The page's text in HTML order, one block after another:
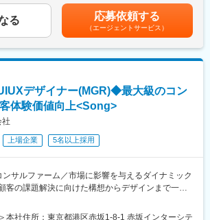
、未経験スタートが大半です
：パン屋の店員、芸術系の職人、メーカーの営業、
力を入れており、女性も多く活躍しています。時
けの子供が3歳になるまでは取得可能です
りがい
得られない案件ほど、聞き出せた瞬間の達成感は
た、努力がインセンティブに反映されるため「成
れており、ニーズは年々増加しています
アルがあり、練習を重ねることで確実に慣れてい
内容
リサーチ
規プロジェクト情報の確認
新や整理
問題ございません。仮に間違えたとしてもチェッ
ます。
い。
ンティブ支給されている社員も多数居り、歴の長
70万円のインセンティブ支給などもあります。・
賃金はあくまでも目安の金額であり、選考を通じ
性があります。月給(月額)は固定手当を含めた表記
る 応募依頼する
（エージェントサービス）
デザイナー(MGR)◆最大級のコン
体験価値向上<Song>
社
上場企業 5名以上採用
サルファーム／市場に影響を与えるダイナミック
客の課題解決に向けた構想からデザインまで一貫
等大手toC企業へのご支援も多数
本社住所：東京都港区赤坂1-8-1 赤坂インターシテ